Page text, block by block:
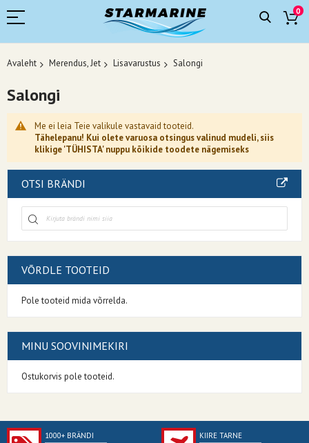
0
Avaleht Merendus, Jet Lisavarustus Salongi
Salongi
Me ei leia Teie valikule vastavaid tooteid.
Tähelepanu! Kui olete varuosa otsingus valinud mudeli, siis
klikige 'TÜHISTA' nuppu kõikide toodete nägemiseks
OTSI BRÄNDI
VÕRDLE TOOTEID
Pole tooteid mida võrrelda.
MINU SOOVINIMEKIRI
Ostukorvis pole tooteid.
1000+ BRÄNDI
KIIRE TARNE